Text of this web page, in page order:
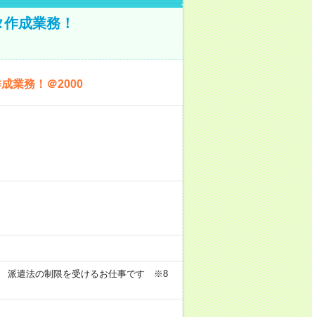
成業務！
業務！＠2000
派遣法の制限を受けるお仕事です ※8